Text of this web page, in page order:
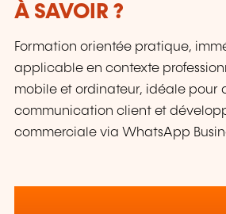
À SAVOIR ?
Formation orientée pratique,
applicable en contexte
mobile et ordinateur, idéale pour
communication client et
commerciale via WhatsApp